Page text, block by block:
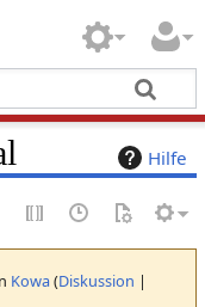
Hilfe
Kowa(Diskussion |